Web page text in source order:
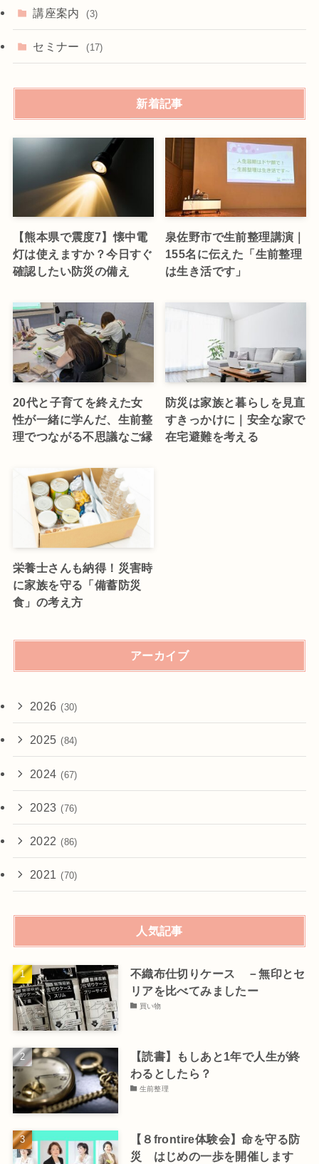
講座案内 (3)
セミナー (17)
新着記事
【熊本県で震度7】懐中電
灯は使えますか？今日すぐ
確認したい防災の備え
泉佐野市で生前整理講演｜
155名に伝えた「生前整理
は生き活です」
20代と子育てを終えた女
性が一緒に学んだ、生前整
理でつながる不思議なご縁
防災は家族と暮らしを見直
すきっかけに｜安全な家で
在宅避難を考える
栄養士さんも納得！災害時
に家族を守る「備蓄防災
食」の考え方
アーカイブ
2026 (30)
2025 (84)
2024 (67)
2023 (76)
2022 (86)
2021 (70)
人気記事
不織布仕切りケース －無印とセ
リアを比べてみましたー
買い物
【読書】もしあと1年で人生が終
わるとしたら？
生前整理
【８frontire体験会】命を守る防
災 はじめの一歩を開催します